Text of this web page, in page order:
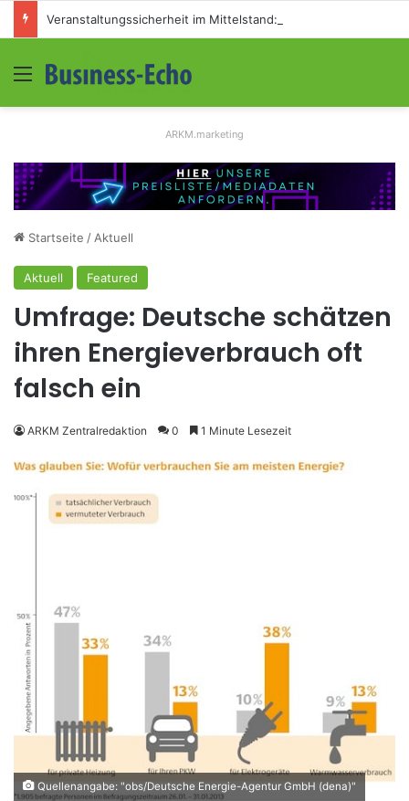
Menü
ARKM.marketing
Startseite / Aktuell
Aktuell Featured
Umfrage: Deutsche schätzen
ihren Energieverbrauch oft
falsch ein
ARKM Zentralredaktion 0 1 Minute Lesezeit
Quellenangabe: "obs/Deutsche Energie-Agentur GmbH (dena)"